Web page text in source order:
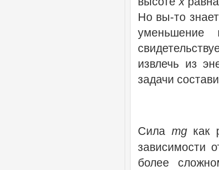
Но вы-то
уменьшение
извлечь из
задачи
Сила mgкак
зависимости
более